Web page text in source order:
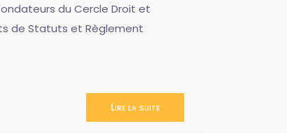
du Cercle Droit et
de Statuts et Règlement
Lire la suite